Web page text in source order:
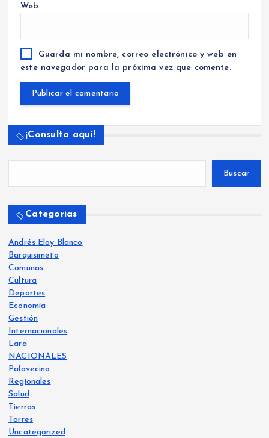
Web
Guarda mi nombre, correo electrónico y web en
este navegador para la próxima vez que comente.
¡Consulta aquí!
Buscar
Categorías
Andrés Eloy Blanco
Barquisimeto
Comunas
Cultura
Deportes
Economía
Gestión
Internacionales
Lara
NACIONALES
Palavecino
Regionales
Salud
Tierras
Torres
Uncategorized